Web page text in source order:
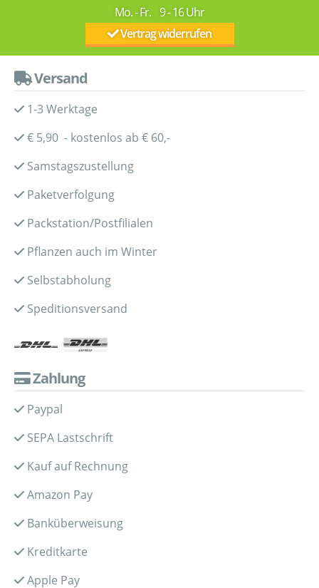
Mo. - Fr. 9 - 16 Uhr
Vertrag widerrufen
Versand
1-3 Werktage
€ 5,90 - kostenlos ab € 60,-
Samstagszustellung
Paketverfolgung
Packstation/Postfilialen
Pflanzen auch im Winter
Selbstabholung
Speditionsversand
Zahlung
Paypal
SEPA Lastschrift
Kauf auf Rechnung
Amazon Pay
Banküberweisung
Kreditkarte
Apple Pay